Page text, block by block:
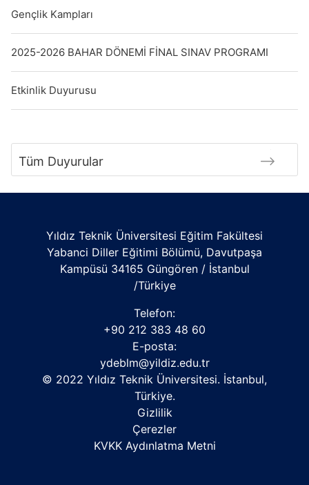
Gençlik Kampları
2025-2026 BAHAR DÖNEMİ FİNAL SINAV PROGRAMI
Etkinlik Duyurusu
Tüm Duyurular
Yıldız Teknik Üniversitesi Eğitim Fakültesi
Yabanci Diller Eğitimi Bölümü, Davutpaşa
Kampüsü 34165 Güngören / İstanbul
/Türkiye
Telefon:
+90 212 383 48 60
E-posta:
ydeblm@yildiz.edu.tr
© 2022 Yıldız Teknik Üniversitesi. İstanbul,
Türkiye.
Gizlilik
Çerezler
KVKK Aydınlatma Metni